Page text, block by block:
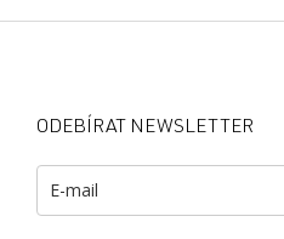
ODEBÍRAT NEWSLETTER